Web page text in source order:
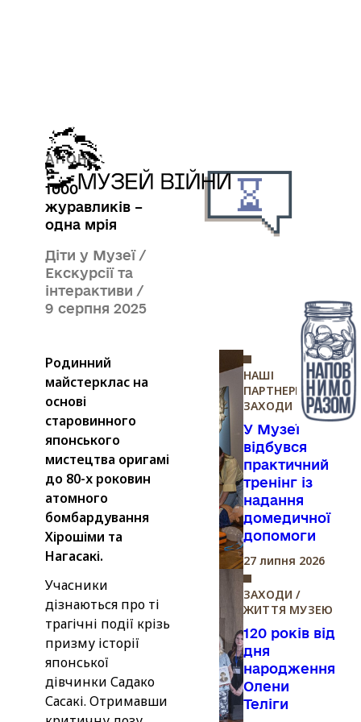
АНОНС
1000
журавликів –
одна мрія
Діти у Музеї /
Екскурсії та
інтерактиви /
9 серпня 2025
Родинний
майстерклас на
основі
старовинного
японського
мистецтва оригамі
до 80-х роковин
атомного
бомбардування
Хірошіми та
Нагасакі.
Учасники
дізнаються про ті
трагічні події крізь
призму історії
японської
дівчинки Садако
Сасакі. Отримавши
НАШІ
ПАРТНЕРИ /
ЗАХОДИ
У Музеї
відбувся
практичний
тренінг із
надання
домедичної
допомоги
27 липня 2026
ЗАХОДИ /
ЖИТТЯ МУЗЕЮ
120 років від
дня
народження
Олени
Теліги